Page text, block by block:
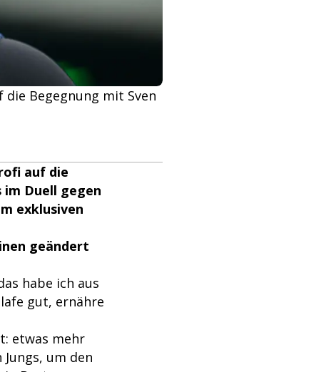
die Begegnung mit Sven
auf die
Duell gegen
exklusiven
geändert
habe ich aus
gut, ernähre
etwas mehr
um den